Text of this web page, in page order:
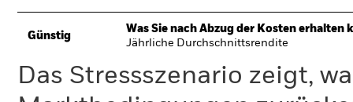
Günstig
Was Sie nach Abzug der Kosten erhalten
Jährliche Durchschnittsrendite
Das Stressszenario zeigt,